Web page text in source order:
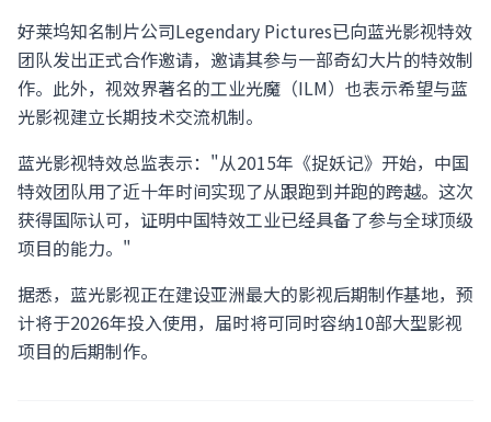
好莱坞知名制片公司Legendary Pictures已向蓝光影视特效
团队发出正式合作邀请，邀请其参与一部奇幻大片的特效制
作。此外，视效界著名的工业光魔（ILM）也表示希望与蓝
光影视建立长期技术交流机制。
蓝光影视特效总监表示："从2015年《捉妖记》开始，中国
特效团队用了近十年时间实现了从跟跑到并跑的跨越。这次
获得国际认可，证明中国特效工业已经具备了参与全球顶级
项目的能力。"
据悉，蓝光影视正在建设亚洲最大的影视后期制作基地，预
计将于2026年投入使用，届时将可同时容纳10部大型影视
项目的后期制作。